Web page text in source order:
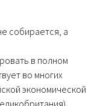
собирается, а
в полном
во многих
экономической